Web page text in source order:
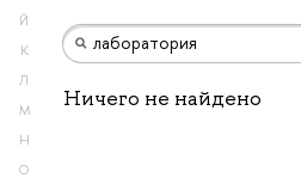
Й
К
Л
М
Н
О
Ничего не найдено